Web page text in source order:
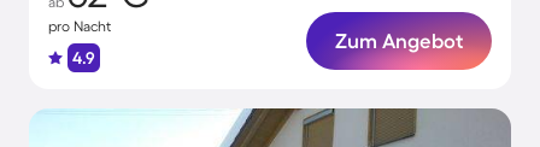
pro Nacht
4.9
Zum Angebot